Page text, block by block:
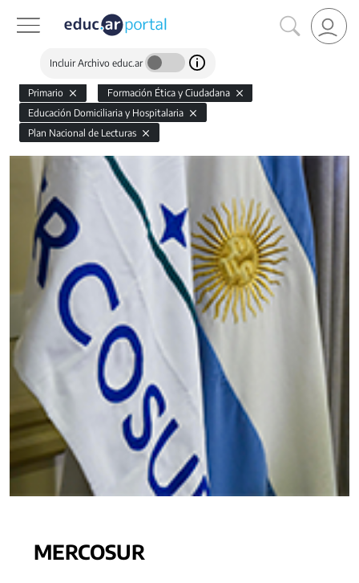
Incluir Archivo educ.ar
Primario
Formación Ética y Ciudadana
Educación Domiciliaria y Hospitalaria
Plan Nacional de Lecturas
MERCOSUR